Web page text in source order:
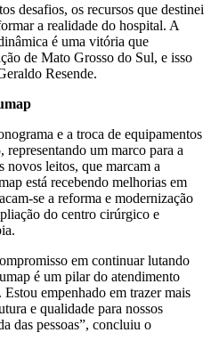
desafios, os recursos que destinei
a realidade do hospital. A
é uma vitória que
de Mato Grosso do Sul, e isso
Resende.
e a troca de equipamentos
um marco para a
novos leitos, que marcam a
está recebendo melhorias em
se a reforma e modernização
do centro cirúrgico e
em continuar lutando
é um pilar do atendimento
empenhado em trazer mais
e qualidade para nossos
das pessoas”, concluiu o